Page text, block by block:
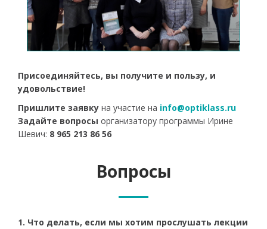
Присоединяйтесь, вы получите и пользу, и
удовольствие!
Пришлите заявку на участие на info@optiklass.ru
Задайте вопросы организатору программы Ирине
Шевич: 8 965 213 86 56
Вопросы
1. Что делать, если мы хотим прослушать лекции